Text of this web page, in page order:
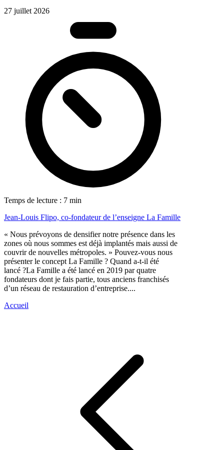
27 juillet 2026
Temps de lecture : 7 min
Jean-Louis Flipo, co-fondateur de l’enseigne La Famille
« Nous prévoyons de densifier notre présence dans les
zones où nous sommes est déjà implantés mais aussi de
couvrir de nouvelles métropoles. » Pouvez-vous nous
présenter le concept La Famille ? Quand a-t-il été
lancé ?La Famille a été lancé en 2019 par quatre
fondateurs dont je fais partie, tous anciens franchisés
d’un réseau de restauration d’entreprise....
Accueil